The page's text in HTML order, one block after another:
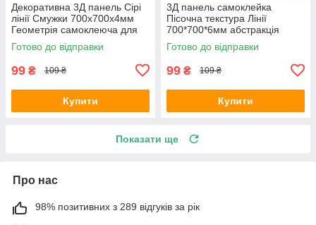
Декоративна 3Д панель Сірі
лінії Смужки 700х700х4мм
Геометрія самоклеюча для
стін текстурна SW-00001952
Готово до відправки
99 ₴ 109 ₴
Купити
3Д панель самоклейка
Пісочна текстура Лінії
700*700*6мм абстракція
декоративна текстурна
стінова SW-00001949
Готово до відправки
99 ₴ 109 ₴
Купити
Показати ще
Про нас
98% позитивних з 289 відгуків за рік